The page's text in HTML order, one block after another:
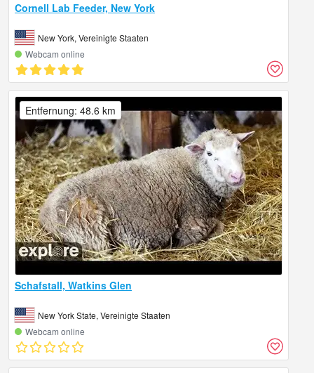
Cornell Lab Feeder, New York
New York, Vereinigte Staaten
Webcam online
Schafstall, Watkins Glen
New York State, Vereinigte Staaten
Webcam online
Entfernung: 48.6 km